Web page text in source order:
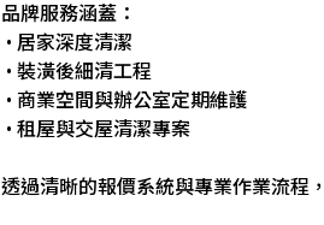
品牌服務涵蓋：
• 居家深度清潔
• 裝潢後細清工程
• 商業空間與辦公室定期維護
• 租屋與交屋清潔專案
透過清晰的報價系統與專業作業流程